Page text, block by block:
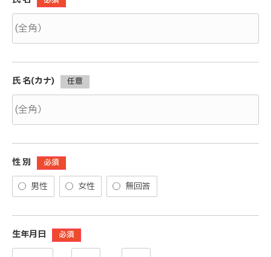
氏 名(カナ) 任意
性 別 必須
男性 女性 無回答
生年月日 必須